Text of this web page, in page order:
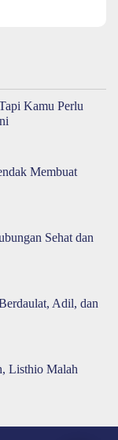
Kamu Perlu
Membuat
Sehat dan
Adil, dan
Listhio Malah